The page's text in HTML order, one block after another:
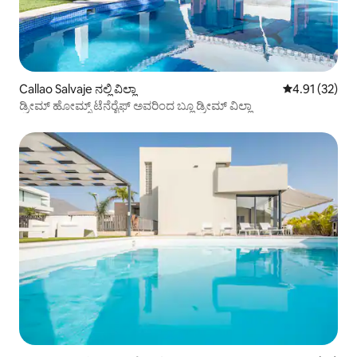
Callao Salvaje ನಲ್ಲಿ ವಿಲ್ಲಾ 5 ರಲ್ಲಿ 4.91
4.91 (32)
ಡ್ರೀಮ್ ಹೋಮ್ಸ್ ಟೆನೆರೈಫ್ ಅವರಿಂದ ಬ್ಲೂ ಡ್ರೀಮ್ ವಿಲ್ಲಾ